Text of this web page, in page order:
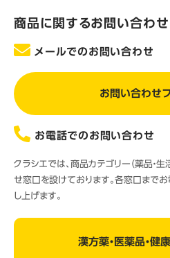
商品に関するお問い合わせ
メールでのお問い合わせ
お問い合わせ
お電話でのお問い合わせ
クラシエでは、商品カテゴリー（薬品・
せ窓口を設けております。各窓口まで
し上げます。
漢方薬・医薬品・健